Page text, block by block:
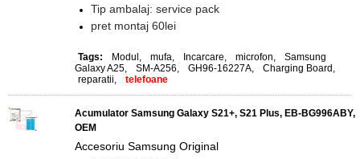
Tip ambalaj: service pack
pret montaj 60lei
Tags: Modul , mufa, Incarcare, microfon,
Samsung
Galaxy A25, SM-A256, GH96-16227A, Charging Board ,
reparatii, telefoane
Acumulator Samsung Galaxy S21+, S21 Plus, EB-BG996ABY,
OEM
Accesoriu Samsung Original